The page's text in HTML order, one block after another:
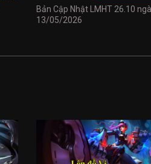
Bản Cập Nhật LMHT 26.10
13/05/2026